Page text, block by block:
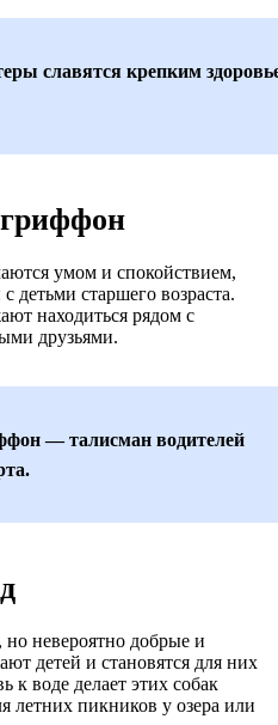
славятся крепким
умом и спокойствием,
детьми старшего возраста.
находиться рядом с
друзьями.
— талисман водителей
невероятно добрые и
детей и становятся для них
воде делает этих собак
летних пикников у озера или